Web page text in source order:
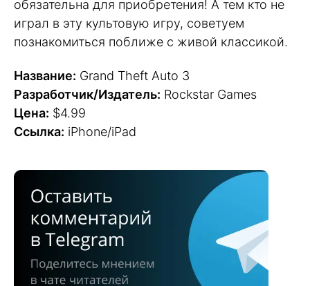
обязательна для приобретения! А тем кто не
играл в эту культовую игру, советуем
познакомиться поближе с живой классикой.
Название: Grand Theft Auto 3
Разработчик/Издатель: Rockstar Games
Цена: $4.99
Ссылка: iPhone/iPad